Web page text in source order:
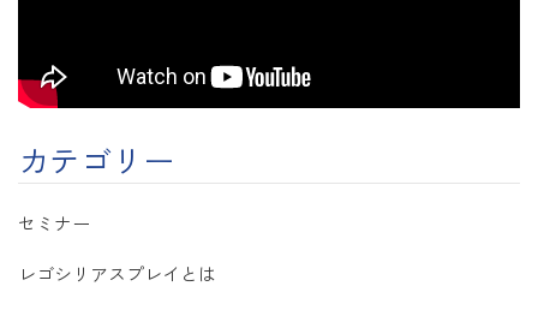
カテゴリー
セミナー
レゴシリアスプレイとは